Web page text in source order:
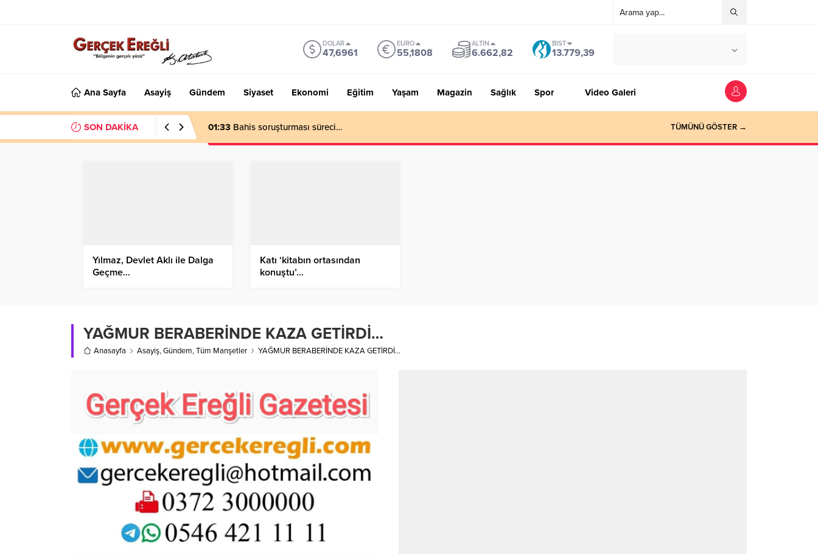
DOLAR
47,6961
EURO
55,1808
ALTIN
6.662,82
BIST
13.779,39
Ana Sayfa Asayiş Gündem Siyaset Ekonomi Eğitim Yaşam Magazin Sağlık Spor Video Galeri
SON DAKİKA 01:33 Bahis soruşturması süreci… TÜMÜNÜ GÖSTER →
Yılmaz, Devlet Aklı ile Dalga
Geçme…
Katı ‘kitabın ortasından
konuştu’…
YAĞMUR BERABERİNDE KAZA GETİRDİ…
Anasayfa Asayiş,Gündem,Tüm Manşetler YAĞMUR BERABERİNDE KAZA GETİRDİ…